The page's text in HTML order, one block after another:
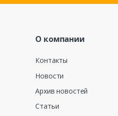
О компании
Контакты
Новости
Архив новостей
Статьи